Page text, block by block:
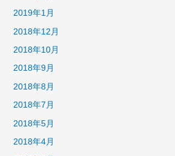
2019年1月
2018年12月
2018年10月
2018年9月
2018年8月
2018年7月
2018年5月
2018年4月